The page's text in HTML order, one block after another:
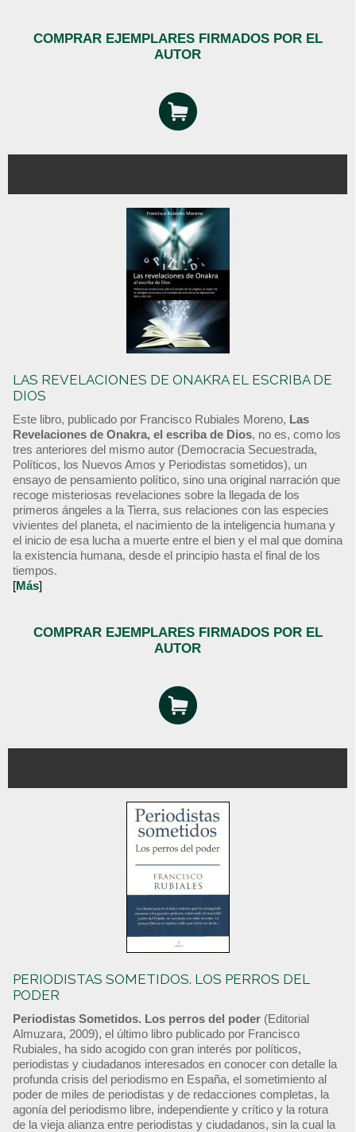
COMPRAR EJEMPLARES FIRMADOS POR EL
AUTOR
LAS REVELACIONES DE ONAKRA EL ESCRIBA DE
DIOS
Este libro, publicado por Francisco Rubiales Moreno, Las
Revelaciones de Onakra, el escriba de Dios, no es, como los
tres anteriores del mismo autor (Democracia Secuestrada,
Políticos, los Nuevos Amos y Periodistas sometidos), un
ensayo de pensamiento político, sino una original narración que
recoge misteriosas revelaciones sobre la llegada de los
primeros ángeles a la Tierra, sus relaciones con las especies
vivientes del planeta, el nacimiento de la inteligencia humana y
el inicio de esa lucha a muerte entre el bien y el mal que domina
la existencia humana, desde el principio hasta el final de los
tiempos.
[Más]
COMPRAR EJEMPLARES FIRMADOS POR EL
AUTOR
PERIODISTAS SOMETIDOS. LOS PERROS DEL
PODER
Periodistas Sometidos. Los perros del poder (Editorial
Almuzara, 2009), el último libro publicado por Francisco
Rubiales, ha sido acogido con gran interés por políticos,
periodistas y ciudadanos interesados en conocer con detalle la
profunda crisis del periodismo en España, el sometimiento al
poder de miles de periodistas y de redacciones completas, la
agonía del periodismo libre, independiente y crítico y la rotura
de la vieja alianza entre periodistas y ciudadanos, sin la cual la